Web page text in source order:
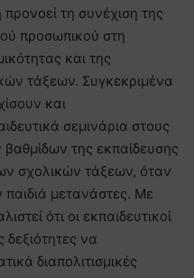
τη συνέχιση της
προσωπικού στη
και της
τάξεων. Συγκεκριμένα
και
σεμινάρια στους
της εκπαίδευσης
σχολικών τάξεων, όταν
μετανάστες. Με
ότι οι εκπαιδευτικοί
δεξιότητες να
διαπολιτισμικές